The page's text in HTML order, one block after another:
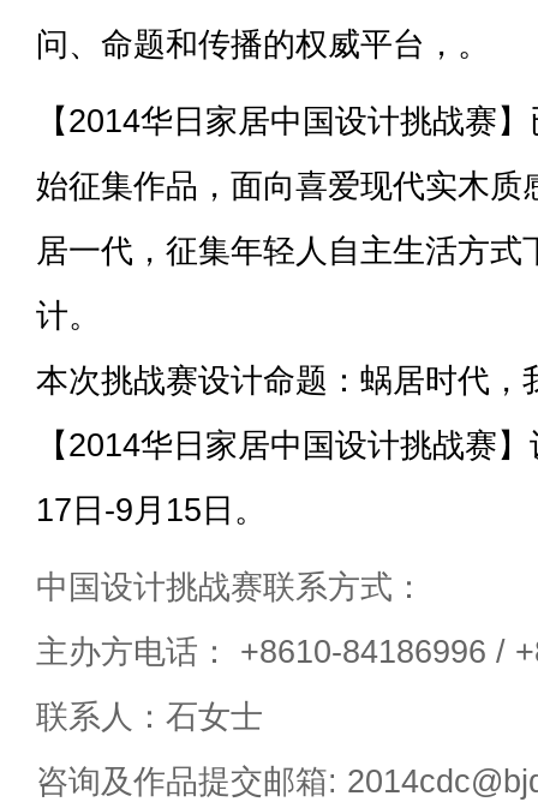
问、命题和传播的权威平台，。
【2014华日家居中国设计挑战赛
始征集作品，面向喜爱现代实木质
居一代，征集年轻人自主生活方式
计。
本次挑战赛设计命题：蜗居时代，
【2014华日家居中国设计挑战赛
17日-9月15日。
中国设计挑战赛联系方式：
主办方电话： +8610-84186996 /
联系人：石女士
咨询及作品提交邮箱: